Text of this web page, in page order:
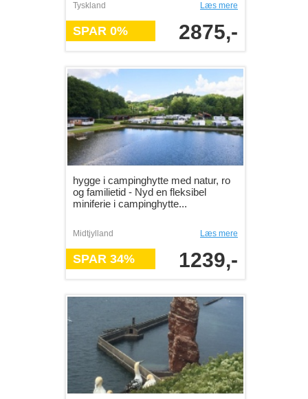
Tyskland Læs mere
SPAR 0% 2875,-
hygge i campinghytte med natur, ro
og familietid - Nyd en fleksibel
miniferie i campinghytte...
Midtjylland Læs mere
SPAR 34% 1239,-